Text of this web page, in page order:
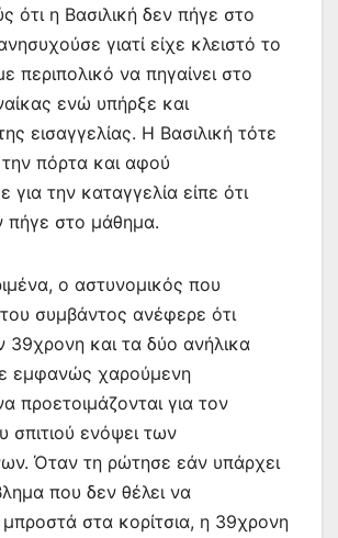
ότι η Βασιλική δεν πήγε στο
γιατί είχε κλειστό το
περιπολικό να πηγαίνει στο
ενώ υπήρξε και
εισαγγελίας. Η Βασιλική τότε
την πόρτα και αφού
για την καταγγελία είπε ότι
πήγε στο μάθημα.
ο αστυνομικός που
συμβάντος ανέφερε ότι
39χρονη και τα δύο ανήλικα
εμφανώς χαρούμενη
προετοιμάζονται για τον
σπιτιού ενόψει των
Όταν τη ρώτησε εάν υπάρχει
που δεν θέλει να
στα κορίτσια, η 39χρονη